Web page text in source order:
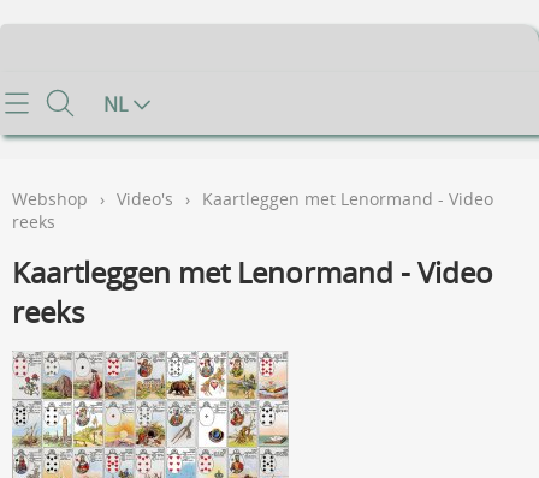
Home
Contact
Mijn account
Voorwaarden
FAQ
NL
Webshop › Video's › Kaartleggen met Lenormand - Video
reeks
Kaartleggen met Lenormand - Video
reeks